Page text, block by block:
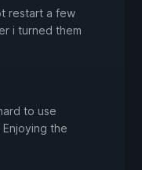
restart a few
i turned them
to use
the